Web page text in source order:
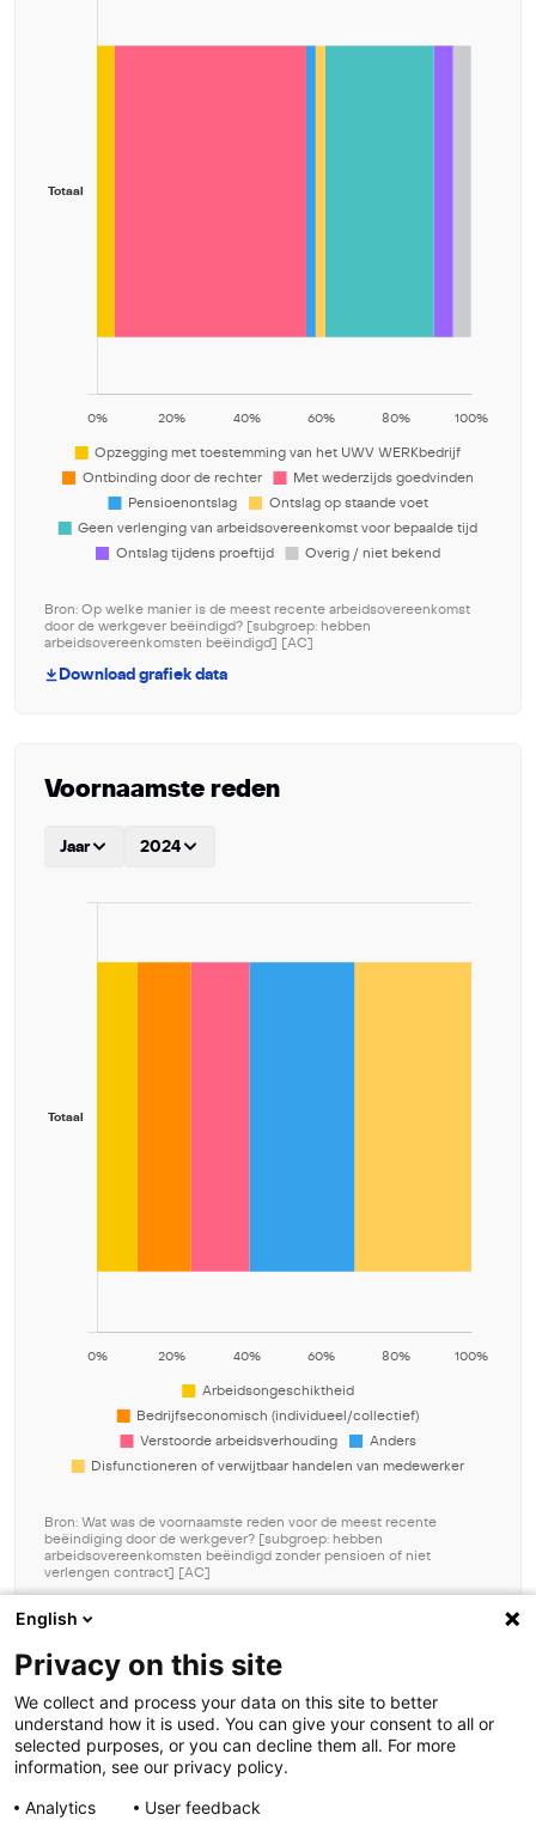
Om de beste ervaringen te bieden, gebruiken wij technologieën zoals
cookies om informatie over je apparaat op te slaan en/of te raadplegen.
Door in te stemmen met deze technologieën kunnen wij gegevens zoals
surfgedrag of unieke ID's op deze site verwerken. Als je geen toestemming
geeft of uw toestemming intrekt, kan dit een nadelige invloed hebben op
Bron: Op welke manier is de meest recente arbeidsovereenkomst
door de werkgever beëindigd? [subgroep: hebben
arbeidsovereenkomsten beëindigd] [AC]
Download grafiek data
Voornaamste reden
Jaar 2024
Bron: Wat was de voornaamste reden voor de meest recente
beëindiging door de werkgever? [subgroep: hebben
arbeidsovereenkomsten beëindigd zonder pensioen of niet
verlengen contract] [AC]
Contact
English
Privacy on this site
We collect and process your data on this site to better
understand how it is used. You can give your consent to all or
selected purposes, or you can decline them all. For more
information, see our privacy policy.
Analytics
User feedback